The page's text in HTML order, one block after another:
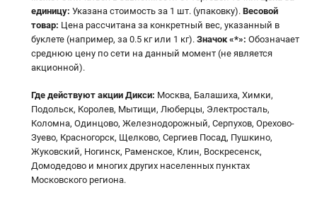
единицу: Указана стоимость за 1 шт. (упаковку). Весовой
товар: Цена рассчитана за конкретный вес, указанный в
буклете (например, за 0.5 кг или 1 кг). Значок «*»: Обозначает
среднюю цену по сети на данный момент (не является
акционной).
Где действуют акции Дикси: Москва, Балашиха, Химки,
Подольск, Королев, Мытищи, Люберцы, Электросталь,
Коломна, Одинцово, Железнодорожный, Серпухов, Орехово-
Зуево, Красногорск, Щелково, Сергиев Посад, Пушкино,
Жуковский, Ногинск, Раменское, Клин, Воскресенск,
Домодедово и многих других населенных пунктах
Московского региона.